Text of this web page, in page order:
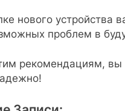
нового устройства
проблем в
рекомендациям, вы